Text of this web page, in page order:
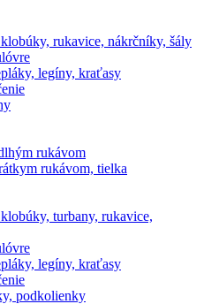
rukavice, nákrčníky, šály
legíny, kraťasy
rukávom
rukávom, tielka
turbany, rukavice,
legíny, kraťasy
podkolienky